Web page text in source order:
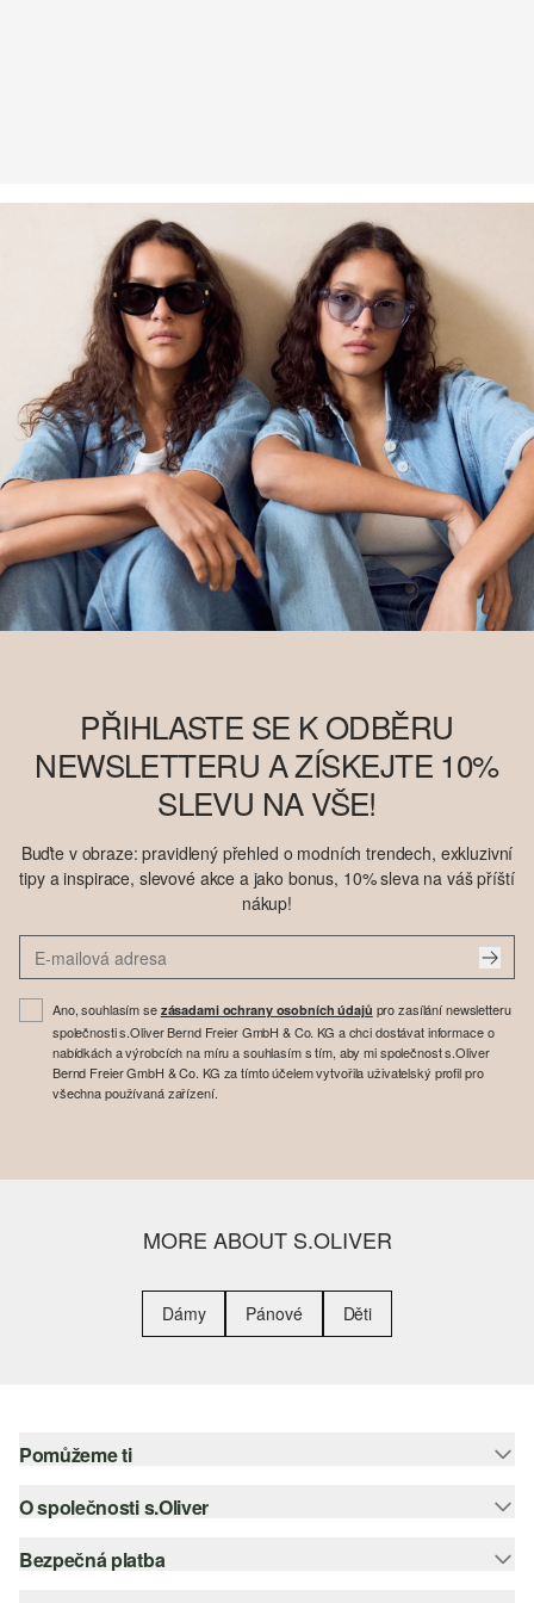
PŘIHLASTE SE K ODBĚRU
NEWSLETTERU A ZÍSKEJTE 10%
SLEVU NA VŠE!
Buďte v obraze: pravidlený přehled o modních trendech, exkluzivní
tipy a inspirace, slevové akce a jako bonus, 10% sleva na váš příští
nákup!
Ano, souhlasím se zásadami ochrany osobních údajů pro zasílání newsletteru
společnosti s.Oliver Bernd Freier GmbH & Co. KG a chci dostávat informace o
nabídkách a výrobcích na míru a souhlasím s tím, aby mi společnost s.Oliver
Bernd Freier GmbH & Co. KG za tímto účelem vytvořila uživatelský profil pro
všechna používaná zařízení.
MORE ABOUT S.OLIVER
Dámy Pánové Děti
Pomůžeme ti
Nápověda – často kladené otázky
Nápověda k velikostem
O společnosti s.Oliver
Newsletter
Bezpečná platba